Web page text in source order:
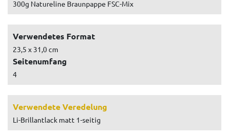
300g Natureline Braunpappe FSC-Mix
Verwendetes Format
23,5 x 31,0 cm
Seitenumfang
4
Verwendete Veredelung
Li-Brillantlack matt 1-seitig